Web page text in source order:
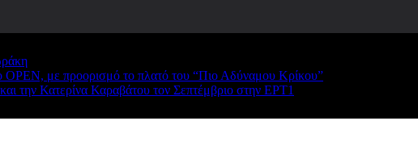
OPEN, με προορισμό το πλατό του “Πιο Αδύναμου Κρίκου”
την Κατερίνα Καραβάτου τον Σεπτέμβριο στην ΕΡΤ1